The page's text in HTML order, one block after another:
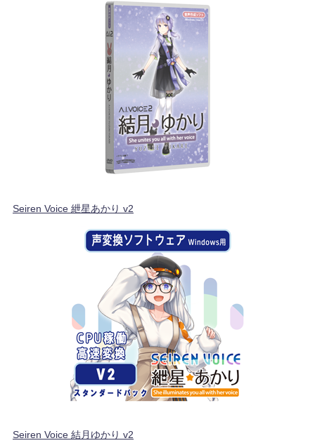
Seiren Voice 紲星あかり v2
Seiren Voice 結月ゆかり v2